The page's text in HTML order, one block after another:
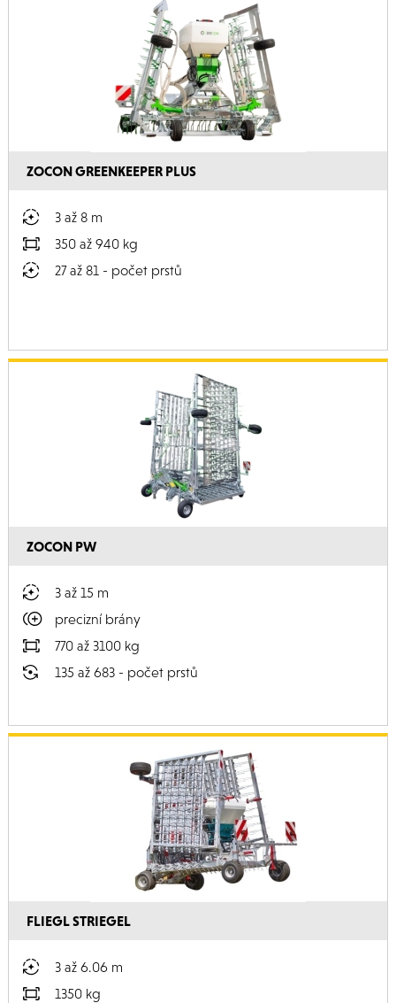
ZOCON GREENKEEPER PLUS
3 až 8 m
350 až 940 kg
27 až 81 - počet prstů
ZOCON PW
3 až 15 m
precizní brány
770 až 3100 kg
135 až 683 - počet prstů
FLIEGL STRIEGEL
3 až 6.06 m
1350 kg